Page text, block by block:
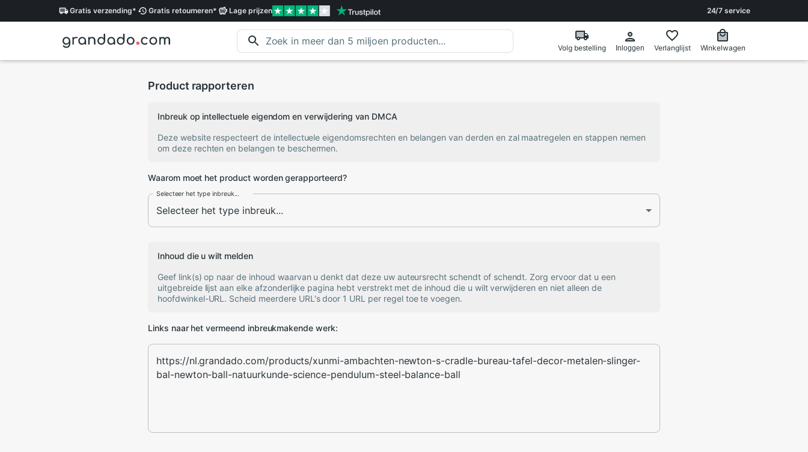
Gratis verzending* Gratis retourneren* Lageprijzen 24/7 service
Volg bestelling Inloggen Verlanglijst Winkelwagen
Product rapporteren
Inbreuk op intellectuele eigendom en verwijdering van DMCA
Deze website respecteert de intellectuele eigendomsrechten en belangen van derden en zal maatregelen en stappen nemen
om deze rechten en belangen te beschermen.
Waarom moet het product worden gerapporteerd?
Selecteer het type inbreuk...
Inhoud die u wilt melden
Geef link(s) op naar de inhoud waarvan u denkt dat deze uw auteursrecht schendt of schendt. Zorg ervoor dat u een
uitgebreide lijst aan elke afzonderlijke pagina hebt verstrekt met de inhoud die u wilt verwijderen en niet alleen de
hoofdwinkel-URL. Scheid meerdere URL's door 1 URL per regel toe te voegen.
Links naar het vermeend inbreukmakende werk: